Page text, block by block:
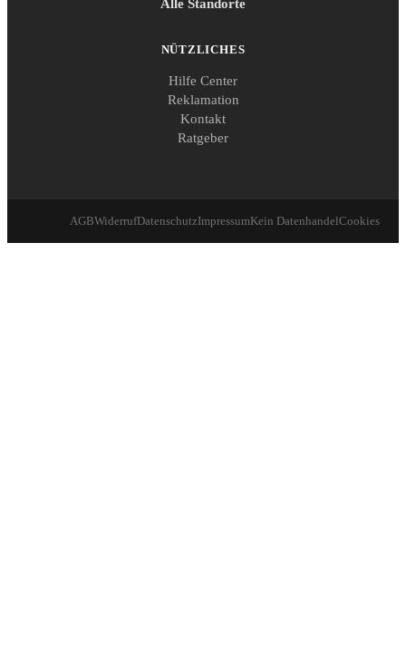
Alle Standorte
NÜTZLICHES
Hilfe Center
Reklamation
Kontakt
Ratgeber
AGBWiderrufDatenschutzImpressumKein DatenhandelCookies